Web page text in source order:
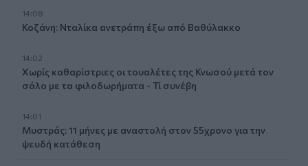
14:08
Κοζάνη: Νταλίκα ανετράπη έξω από Βαθύλακκο
14:02
Χωρίς καθαρίστριες οι τουαλέτες της Κνωσού μετά τον
σάλο με τα φιλοδωρήματα - Τί συνέβη
14:01
Μυστράς: 11 μήνες με αναστολή στον 55χρονο για την
ψευδή κατάθεση